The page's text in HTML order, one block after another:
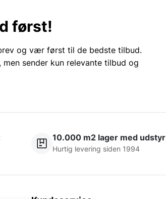
først!
og vær først til de bedste tilbud.
sender kun relevante tilbud og
10.000 m2 lager med udstyr
Hurtig levering siden 1994